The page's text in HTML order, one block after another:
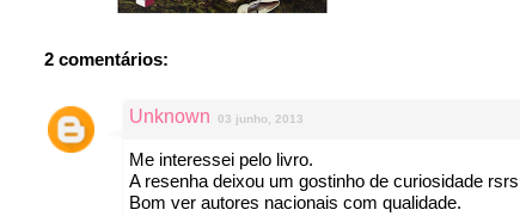
2 comentários:
Unknown 03 junho, 2013
Me interessei pelo livro.
A resenha deixou um gostinho de curiosidade rsrs
Bom ver autores nacionais com qualidade.